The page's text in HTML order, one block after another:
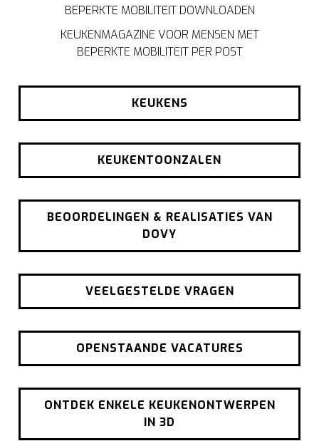
BEPERKTE MOBILITEIT DOWNLOADEN
KEUKENMAGAZINE VOOR MENSEN MET
BEPERKTE MOBILITEIT PER POST
KEUKENS
KEUKENTOONZALEN
BEOORDELINGEN & REALISATIES VAN
DOVY
VEELGESTELDE VRAGEN
OPENSTAANDE VACATURES
ONTDEK ENKELE KEUKENONTWERPEN
IN 3D